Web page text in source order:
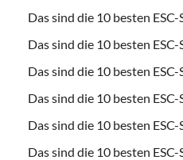
Das sind die 10 besten
Das sind die 10 besten
Das sind die 10 besten
Das sind die 10 besten
Das sind die 10 besten
Das sind die 10 besten ESC-